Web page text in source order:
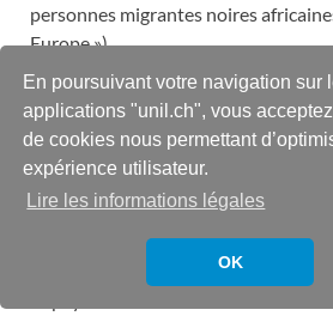
En poursuivant votre navigation sur
applications "unil.ch", vous
de cookies nous permettant
expérience utilisateur.
Lire les informations légales
OK
personnes migrantes noires
Europe »).
En effet, en Suisse romande, en
Mandundu, Lamine Fatty et Mike
hommes noirs – sont décédés suite
des forces de l’ordre. Et en plus de
de contrôles au faciès ? Combien
quotidiennes ? Combien de
morales sont infligées aux hommes